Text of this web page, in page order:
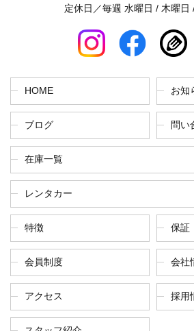
定休日／毎週 水曜日 / 木曜日
HOME お知
ブログ 問い
在庫一覧
レンタカー
特徴 保証
会員制度 会社
アクセス 採用